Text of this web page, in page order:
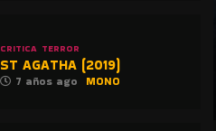
CRITICA TERROR
ST AGATHA (2019)
7 años ago MONO